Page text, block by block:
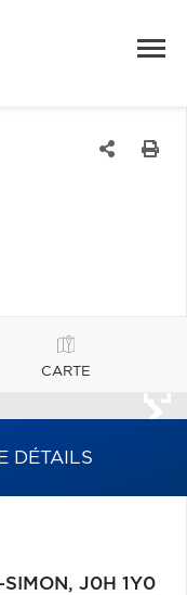
CARTE
DÉTAILS
SIMON, J0H 1Y0